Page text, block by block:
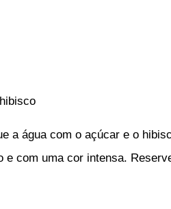
a água com o açúcar e o
e com uma cor intensa.